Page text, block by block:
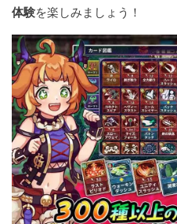
体験を楽しみましょう！